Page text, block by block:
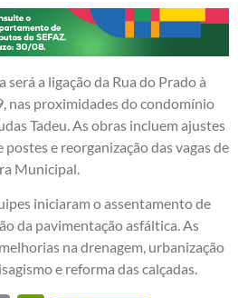
a ligação da Rua do Prado à
nas proximidades do condomínio
Tadeu. As obras incluem ajustes
e reorganização das vagas de
Municipal.
iniciaram o assentamento de
da pavimentação asfáltica. As
na drenagem, urbanização
e reforma das calçadas.